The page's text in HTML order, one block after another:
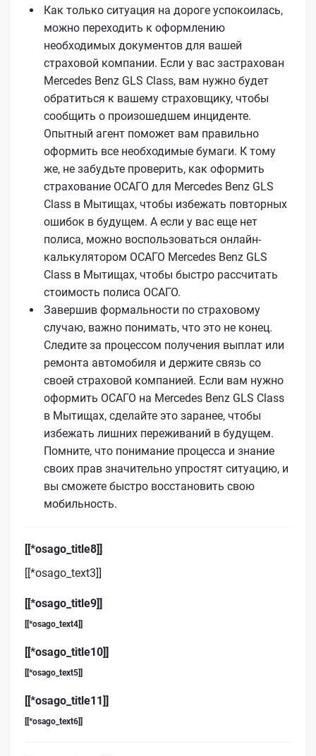
Как только ситуация на дороге успокоилась,
можно переходить к оформлению
необходимых документов для вашей
страховой компании. Если у вас застрахован
Mercedes Benz GLS Class, вам нужно будет
обратиться к вашему страховщику, чтобы
сообщить о произошедшем инциденте.
Опытный агент поможет вам правильно
оформить все необходимые бумаги. К тому
же, не забудьте проверить, как оформить
страхование ОСАГО для Mercedes Benz GLS
Class в Мытищах, чтобы избежать повторных
ошибок в будущем. А если у вас еще нет
полиса, можно воспользоваться онлайн-
калькулятором ОСАГО Mercedes Benz GLS
Class в Мытищах, чтобы быстро рассчитать
стоимость полиса ОСАГО.
Завершив формальности по страховому
случаю, важно понимать, что это не конец.
Следите за процессом получения выплат или
ремонта автомобиля и держите связь со
своей страховой компанией. Если вам нужно
оформить ОСАГО на Mercedes Benz GLS Class
в Мытищах, сделайте это заранее, чтобы
избежать лишних переживаний в будущем.
Помните, что понимание процесса и знание
своих прав значительно упростят ситуацию, и
вы сможете быстро восстановить свою
мобильность.
[[*osago_title8]]
[[*osago_text3]]
[[*osago_title9]]
[[*osago_text4]]
[[*osago_title10]]
[[*osago_text5]]
[[*osago_title11]]
[[*osago_text6]]